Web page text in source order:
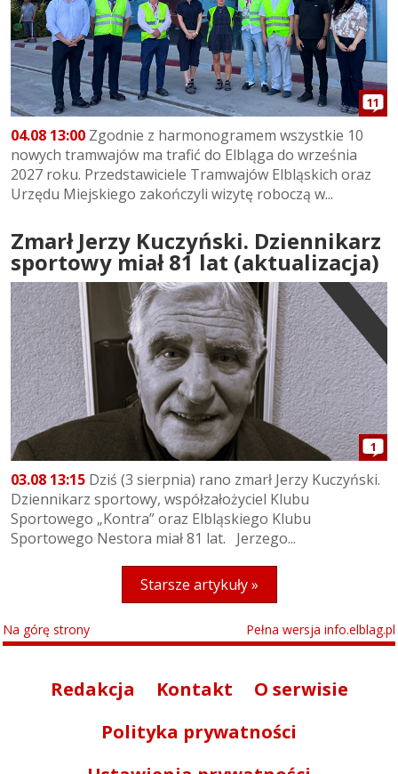
11
04.08 13:00 Zgodnie z harmonogramem wszystkie 10
nowych tramwajów ma trafić do Elbląga do września
2027 roku. Przedstawiciele Tramwajów Elbląskich oraz
Urzędu Miejskiego zakończyli wizytę roboczą w...
Zmarł Jerzy Kuczyński. Dziennikarz
sportowy miał 81 lat (aktualizacja)
1
03.08 13:15 Dziś (3 sierpnia) rano zmarł Jerzy Kuczyński.
Dziennikarz sportowy, współzałożyciel Klubu
Sportowego „Kontra” oraz Elbląskiego Klubu
Sportowego Nestora miał 81 lat. Jerzego...
Starsze artykuły »
Na górę strony Pełna wersja info.elblag.pl
Redakcja Kontakt
O serwisie
Polityka prywatności